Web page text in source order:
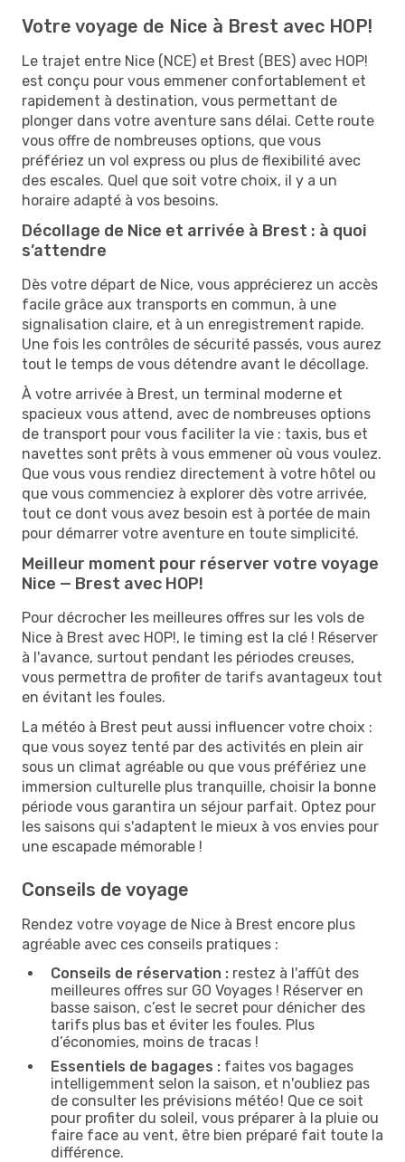
Votre voyage de Nice à Brest avec HOP!
Le trajet entre Nice (NCE) et Brest (BES) avec HOP!
est conçu pour vous emmener confortablement et
rapidement à destination, vous permettant de
plonger dans votre aventure sans délai. Cette route
vous offre de nombreuses options, que vous
préfériez un vol express ou plus de flexibilité avec
des escales. Quel que soit votre choix, il y a un
horaire adapté à vos besoins.
Décollage de Nice et arrivée à Brest : à quoi
s’attendre
Dès votre départ de Nice, vous apprécierez un accès
facile grâce aux transports en commun, à une
signalisation claire, et à un enregistrement rapide.
Une fois les contrôles de sécurité passés, vous aurez
tout le temps de vous détendre avant le décollage.
À votre arrivée à Brest, un terminal moderne et
spacieux vous attend, avec de nombreuses options
de transport pour vous faciliter la vie : taxis, bus et
navettes sont prêts à vous emmener où vous voulez.
Que vous vous rendiez directement à votre hôtel ou
que vous commenciez à explorer dès votre arrivée,
tout ce dont vous avez besoin est à portée de main
pour démarrer votre aventure en toute simplicité.
Meilleur moment pour réserver votre voyage
Nice — Brest avec HOP!
Pour décrocher les meilleures offres sur les vols de
Nice à Brest avec HOP!, le timing est la clé ! Réserver
à l'avance, surtout pendant les périodes creuses,
vous permettra de profiter de tarifs avantageux tout
en évitant les foules.
La météo à Brest peut aussi influencer votre choix :
que vous soyez tenté par des activités en plein air
sous un climat agréable ou que vous préfériez une
immersion culturelle plus tranquille, choisir la bonne
période vous garantira un séjour parfait. Optez pour
les saisons qui s'adaptent le mieux à vos envies pour
une escapade mémorable !
Conseils de voyage
Rendez votre voyage de Nice à Brest encore plus
agréable avec ces conseils pratiques :
Conseils de réservation : restez à l'affût des
meilleures offres sur GO Voyages ! Réserver en
basse saison, c’est le secret pour dénicher des
tarifs plus bas et éviter les foules. Plus
d’économies, moins de tracas !
Essentiels de bagages : faites vos bagages
intelligemment selon la saison, et n'oubliez pas
de consulter les prévisions météo ! Que ce soit
pour profiter du soleil, vous préparer à la pluie ou
faire face au vent, être bien préparé fait toute la
différence.